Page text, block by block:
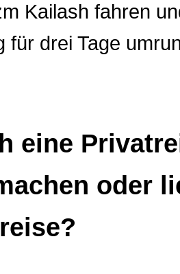
Kailash fahren
für drei Tage
eine
oder